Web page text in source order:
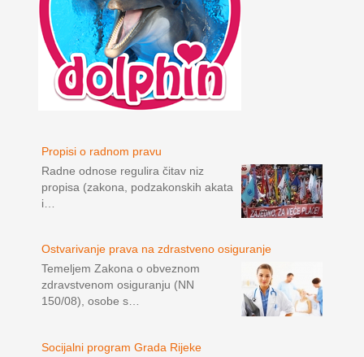
Propisi o radnom pravu
Radne odnose regulira čitav niz
propisa (zakona, podzakonskih akata
i…
Ostvarivanje prava na zdrastveno osiguranje
Temeljem Zakona o obveznom
zdravstvenom osiguranju (NN
150/08), osobe s…
Socijalni program Grada Rijeke